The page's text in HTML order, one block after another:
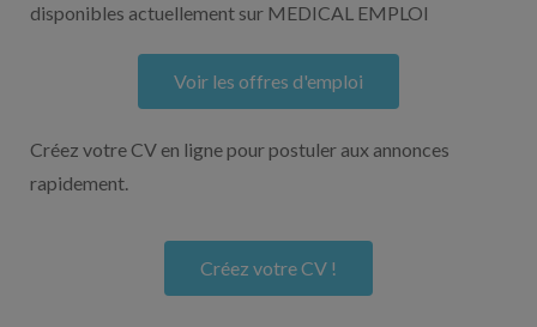
disponibles actuellement sur MEDICAL EMPLOI
Voir les offres d'emploi
Créez votre CV en ligne pour postuler aux annonces
rapidement.
Créez votre CV !